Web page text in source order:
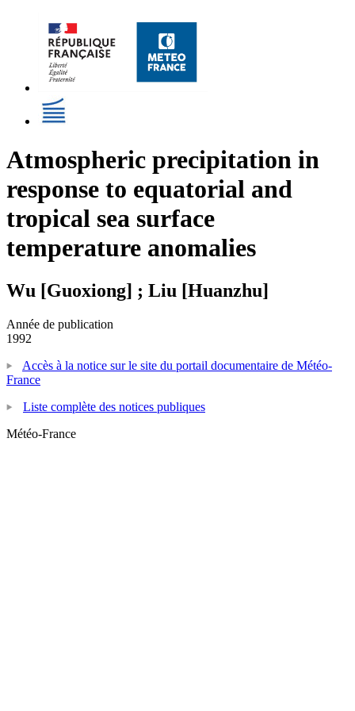
Atmospheric precipitation in
response to equatorial and
tropical sea surface
temperature anomalies
Wu [Guoxiong] ; Liu [Huanzhu]
Année de publication
1992
Accès à la notice sur le site du portail documentaire de Météo-
France
Liste complète des notices publiques
Météo-France